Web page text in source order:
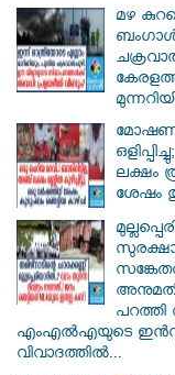
മഴ
ലക്ഷം
ശേഷം
സുരക്ഷാ
എംഎൽഎയുടെ
വിവാദത്തിൽ...